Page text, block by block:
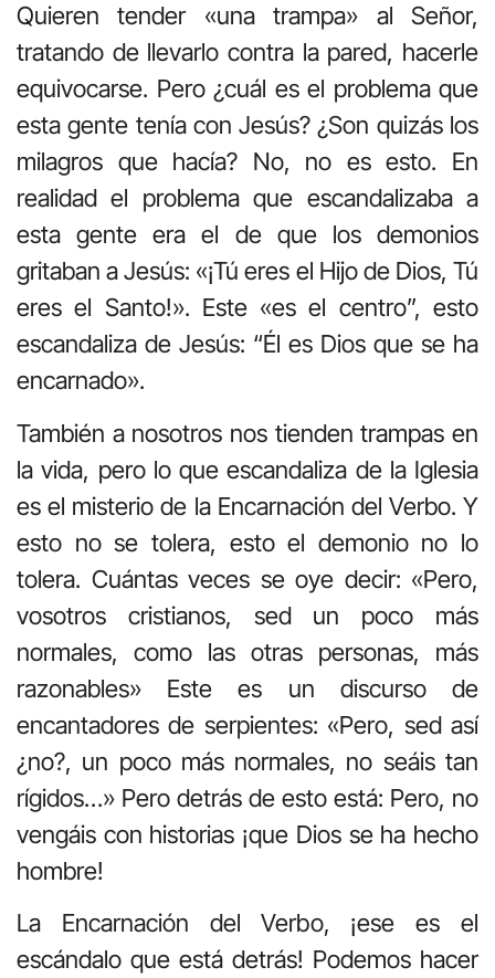
Quieren tender «una trampa» al Señor,
tratando de llevarlo contra la pared, hacerle
equivocarse. Pero ¿cuál es el problema que
esta gente tenía con Jesús? ¿Son quizás los
milagros que hacía? No, no es esto. En
realidad el problema que escandalizaba a
esta gente era el de que los demonios
gritaban a Jesús: «¡Tú eres el Hijo de Dios, Tú
eres el Santo!». Este «es el centro”, esto
escandaliza de Jesús: “Él es Dios que se ha
encarnado».
También a nosotros nos tienden trampas en
la vida, pero lo que escandaliza de la Iglesia
es el misterio de la Encarnación del Verbo. Y
esto no se tolera, esto el demonio no lo
tolera. Cuántas veces se oye decir: «Pero,
vosotros cristianos, sed un poco más
normales, como las otras personas, más
razonables» Este es un discurso de
encantadores de serpientes: «Pero, sed así
¿no?, un poco más normales, no seáis tan
rígidos…» Pero detrás de esto está: Pero, no
vengáis con historias ¡que Dios se ha hecho
hombre!
La Encarnación del Verbo, ¡ese es el
escándalo que está detrás! Podemos hacer